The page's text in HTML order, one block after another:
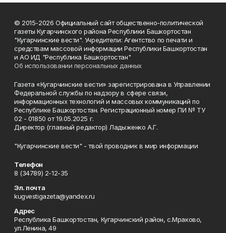
© 2015-2026 Официальный сайт общественно-политической
газеты Кугарчинского района Республики Башкортостан
"Кугарчинские вести". Учредители: Агентство по печати и
средствам массовой информации Республики Башкортостан
и АО ИД "Республика Башкортостан"
Об использовании персональных данных
Газета «Кугарчинские вести» зарегистрирована в Управлении
Федеральной службы по надзору в сфере связи,
информационных технологий и массовых коммуникаций по
Республике Башкортостан. Регистрационный номер ПИ № ТУ
02 - 01850 от 19.05.2025 г.
Директор (главный редактор) Ладыженко А.Г.
"Кугарчинские вести" - твой проводник в мир информации
Телефон
8 (34789) 2-12-35
Эл. почта
kugvestigazeta@yandex.ru
Адрес
Республика Башкортостан, Кугарчинский район, с.Мраково,
ул.Ленина, 49